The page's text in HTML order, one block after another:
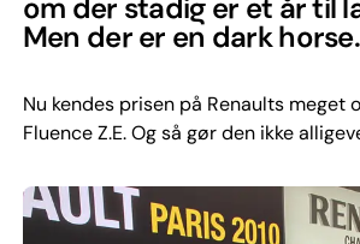
om der stadig er et år til
Men der er en dark horse.
Nu kendes prisen på Renaults meget
Fluence Z.E. Og så gør den ikke